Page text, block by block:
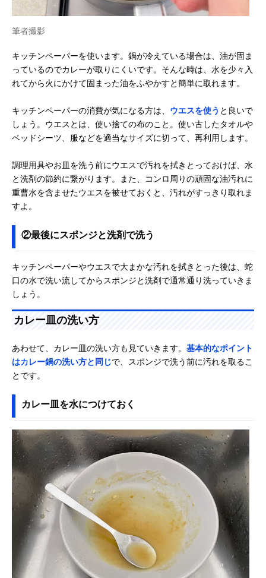
筆者撮影
キッチンペーパーを使います。鍋が冷えている場合は、油が固ま
っているのでカレーが取りにくいです。そんな時は、水を少々入
れてから火にかけて固まった油をふやかすと簡単に取れます。
キッチンペーパーの消費が気になる方は、 ウエスを使う と良いで
しょう。ウエスとは、使い捨ての布のこと。使い古したタオルや
ベッドシーツ、服などを適当なサイズに切って、再利用します。
調理用具やお皿を洗う前にウエスで汚れを拭きとっておけば、水
と洗剤の節約に繋がります。また、コンロ周りの頑固な油汚れに
重曹水を含ませたウエスを被せておくと、汚れがすっきり取れま
すよ。
②最後にスポンジと洗剤で洗う
キッチンペーパーやウエスで大まかな汚れを拭きとった後は、蛇
口の水で洗い流してからスポンジと洗剤で通常通り洗っていきま
しょう。
カレー皿の洗い方
あわせて、カレー皿の洗い方も見ていきます。 基本的なポイント
はカレー鍋の洗い方と同じで、スポンジで洗う前に汚れを取るこ
とです。
カレー皿を水につけておく